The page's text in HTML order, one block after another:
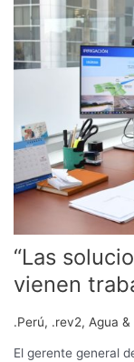
“Las
vienen
.Perú, .rev2, Agua &
El gerente general
al
tema
del
agua
trabajándose”